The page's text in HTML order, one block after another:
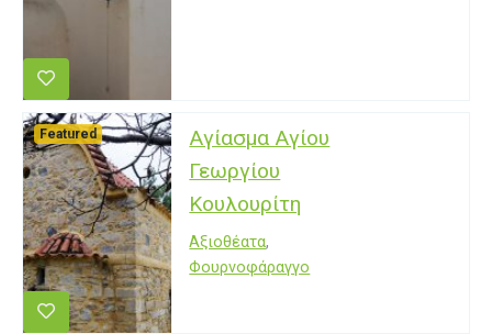
Αγίασμα Αγίου
Γεωργίου
Κουλουρίτη
Αξιοθέατα,
Φουρνοφάραγγο
Featured